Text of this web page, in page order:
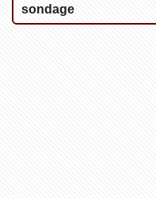
sondage